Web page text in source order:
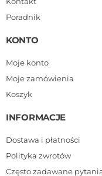
Poradnik
KONTO
Moje konto
Moje zamówienia
Koszyk
INFORMACJE
Dostawa i płatności
Polityka zwrotów
Często zadawane